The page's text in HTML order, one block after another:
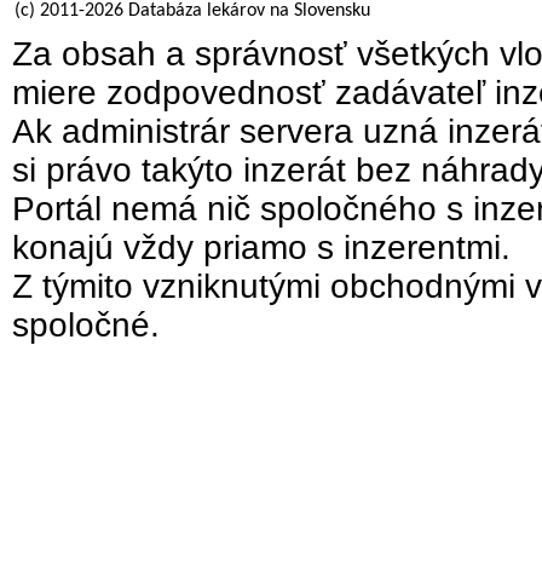
(c) 2011-2026 Databáza lekárov na Slovensku
Za obsah a správnosť všetkých
miere zodpovednosť zadávateľ
Ak administrár servera uzná
si právo takýto inzerát bez
Portál nemá nič spoločného s
konajú vždy priamo s inzerentmi.
Z týmito vzniknutými obchodnými
spoločné.